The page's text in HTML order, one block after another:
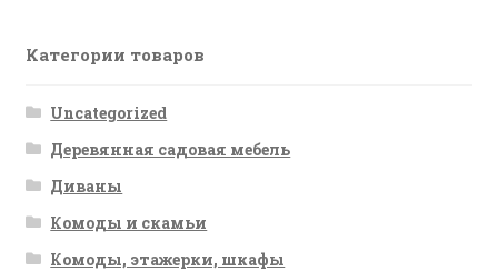
Категории товаров
Uncategorized
Деревянная садовая мебель
Диваны
Комоды и скамьи
Комоды, этажерки, шкафы